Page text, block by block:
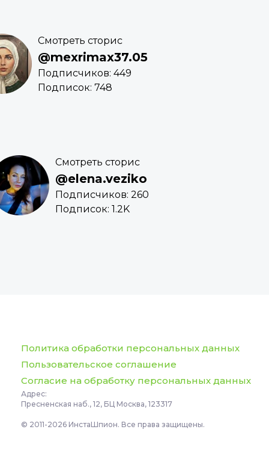
Смотреть сторис
@mexrimax37.05
Подписчиков: 449
Подписок: 748
Смотреть сторис
@elena.veziko
Подписчиков: 260
Подписок: 1.2K
Политика обработки персональных данных
Пользовательское соглашение
Согласие на обработку персональных данных
Адрес:
Пресненская наб., 12, БЦ Москва, 123317
© 2011-2026 ИнстаШпион. Все права защищены.